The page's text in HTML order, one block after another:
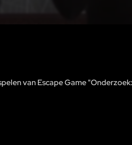
van Escape Game